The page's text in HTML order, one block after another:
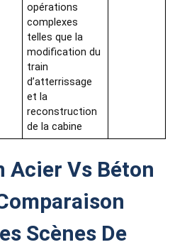
opérations
complexes
telles que la
modification du
train
d’atterrissage
et la
reconstruction
de la cabine
Acier Vs Béton
Scènes De